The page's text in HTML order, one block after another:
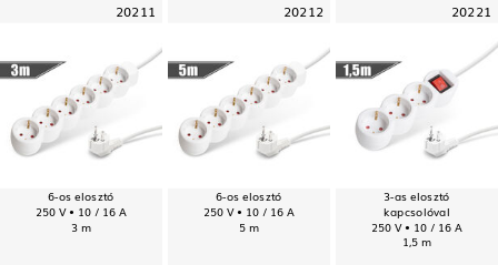
20211
6-os elosztó
250 V • 10 / 16 A
3 m
20212
6-os elosztó
250 V • 10 / 16 A
5 m
20221
3-as elosztó
kapcsolóval
250 V • 10 / 16 A
1,5 m